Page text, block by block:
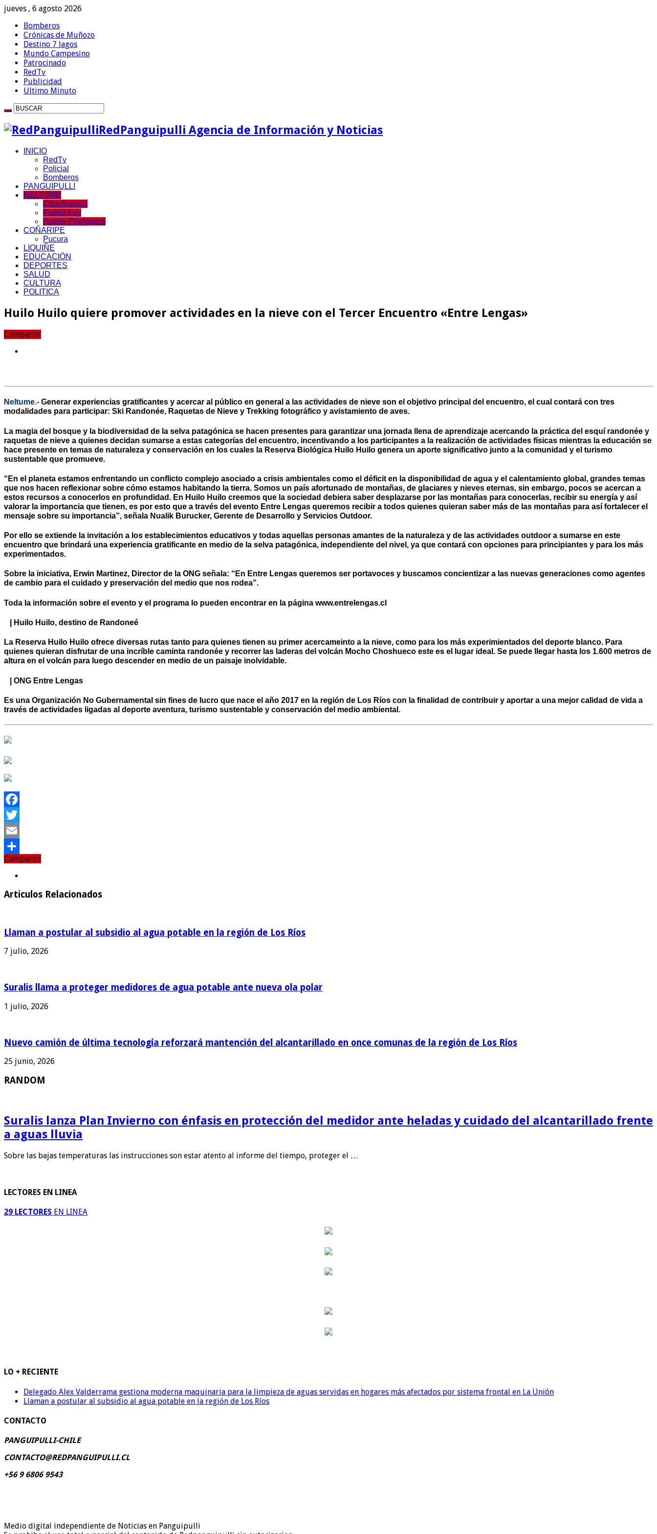
jueves , 6 agosto 2026
Bomberos
Crónicas de Muñozo
Destino 7 lagos
Mundo Campesino
Patrocinado
RedTv
Publicidad
Ultimo Minuto
RedPanguipulli Agencia de Información y Noticias
INICIO
RedTv
Policial
Bomberos
PANGUIPULLI
NELTUME
Choshuenco
Puerto Fuy
Puerto Pirehueico
COÑARIPE
Pucura
LIQUIÑE
EDUCACIÓN
DEPORTES
SALUD
CULTURA
POLITICA
Huilo Huilo quiere promover actividades en la nieve con el Tercer Encuentro «Entre Lengas»
Compartir
Neltume.- Generar experiencias gratificantes y acercar al público en general a las actividades de nieve son el objetivo principal del encuentro, el cual contará con tres
modalidades para participar: Ski Randonée, Raquetas de Nieve y Trekking fotográfico y avistamiento de aves.
La magia del bosque y la biodiversidad de la selva patagónica se hacen presentes para garantizar una jornada llena de aprendizaje acercando la práctica del esquí randonée y
raquetas de nieve a quienes decidan sumarse a estas categorías del encuentro, incentivando a los participantes a la realización de actividades físicas mientras la educación se
hace presente en temas de naturaleza y conservación en los cuales la Reserva Biológica Huilo Huilo genera un aporte significativo junto a la comunidad y el turismo
sustentable que promueve.
“En el planeta estamos enfrentando un conflicto complejo asociado a crisis ambientales como el déficit en la disponibilidad de agua y el calentamiento global, grandes temas
que nos hacen reflexionar sobre cómo estamos habitando la tierra. Somos un país afortunado de montañas, de glaciares y nieves eternas, sin embargo, pocos se acercan a
estos recursos a conocerlos en profundidad. En Huilo Huilo creemos que la sociedad debiera saber desplazarse por las montañas para conocerlas, recibir su energía y así
valorar la importancia que tienen, es por esto que a través del evento Entre Lengas queremos recibir a todos quienes quieran saber más de las montañas para así fortalecer el
mensaje sobre su importancia”, señala Nualik Burucker, Gerente de Desarrollo y Servicios Outdoor.
Por ello se extiende la invitación a los establecimientos educativos y todas aquellas personas amantes de la naturaleza y de las actividades outdoor a sumarse en este
encuentro que brindará una experiencia gratificante en medio de la selva patagónica, independiente del nivel, ya que contará con opciones para principiantes y para los más
experimentados.
Sobre la iniciativa, Erwin Martinez, Director de la ONG señala: “En Entre Lengas queremos ser portavoces y buscamos concientizar a las nuevas generaciones como agentes
de cambio para el cuidado y preservación del medio que nos rodea”.
Toda la información sobre el evento y el programa lo pueden encontrar en la página www.entrelengas.cl
| Huilo Huilo, destino de Randoneé
La Reserva Huilo Huilo ofrece diversas rutas tanto para quienes tienen su primer acercameinto a la nieve, como para los más experimientados del deporte blanco. Para
quienes quieran disfrutar de una incríble caminta randonée y recorrer las laderas del volcán Mocho Choshueco este es el lugar ideal. Se puede llegar hasta los 1.600 metros de
altura en el volcán para luego descender en medio de un paisaje inolvidable.
| ONG Entre Lengas
Es una Organización No Gubernamental sin fines de lucro que nace el año 2017 en la región de Los Ríos con la finalidad de contribuir y aportar a una mejor calidad de vida a
través de actividades ligadas al deporte aventura, turismo sustentable y conservación del medio ambiental.
Facebook
Twitter
Email
Compartir
Compartir
Articulos Relacionados
Llaman a postular al subsidio al agua potable en la región de Los Ríos
7 julio, 2026
Suralis llama a proteger medidores de agua potable ante nueva ola polar
1 julio, 2026
Nuevo camión de última tecnología reforzará mantención del alcantarillado en once comunas de la región de Los Ríos
25 junio, 2026
RANDOM
Suralis lanza Plan Invierno con énfasis en protección del medidor ante heladas y cuidado del alcantarillado frente
a aguas lluvia
Sobre las bajas temperaturas las instrucciones son estar atento al informe del tiempo, proteger el …
LECTORES EN LINEA
29 LECTORES EN LINEA
LO + RECIENTE
Delegado Alex Valderrama gestiona moderna maquinaria para la limpieza de aguas servidas en hogares más afectados por sistema frontal en La Unión
Llaman a postular al subsidio al agua potable en la región de Los Ríos
CONTACTO
PANGUIPULLI-CHILE
CONTACTO@REDPANGUIPULLI.CL
+56 9 6806 9543
Medio digital independiente de Noticias en Panguipulli